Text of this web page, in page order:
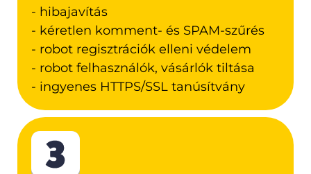
- hibajavítás
- kéretlen komment- és SPAM-szűrés
- robot regisztrációk elleni védelem
- robot felhasználók, vásárlók tiltása
- ingyenes HTTPS/SSL tanúsítvány